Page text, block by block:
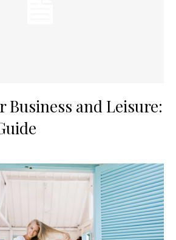
Business and Leisure: